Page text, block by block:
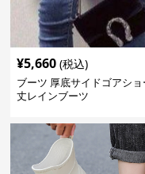
¥5,660 (税込)
ブーツ 厚底サイドゴアショ
丈レインブーツ